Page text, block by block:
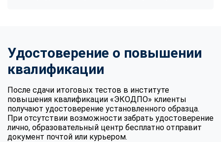
Удостоверение о повышении
квалификации
После сдачи итоговых тестов в институте
повышения квалификации «ЭКОДПО» клиенты
получают удостоверение установленного образца.
При отсутствии возможности забрать удостоверение
лично, образовательный центр бесплатно отправит
документ почтой или курьером.